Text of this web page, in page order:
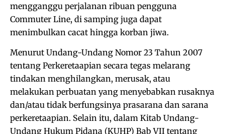
mengganggu perjalanan ribuan pengguna
Commuter Line, di samping juga dapat
menimbulkan cacat hingga korban jiwa.
Menurut Undang-Undang Nomor 23 Tahun 2007
tentang Perkeretaapian secara tegas melarang
tindakan menghilangkan, merusak, atau
melakukan perbuatan yang menyebabkan rusaknya
dan/atau tidak berfungsinya prasarana dan sarana
perkeretaapian. Selain itu, dalam Kitab Undang-
Undang Hukum Pidana (KUHP) Bab VII tentang